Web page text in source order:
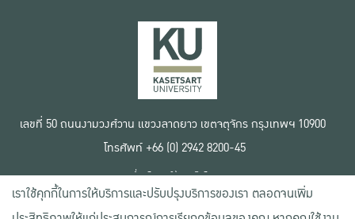
เลขที่ 50 ถนนงามวงศ์วาน แขวงลาดยาว เขตจตุจักร กรุงเทพฯ 10900
โทรศัพท์ +66 (0) 2942 8200-45
เงื่อนไขการใช้งานเว็บไซต์
ข้อตกลงด้านสิทธิ์ใช้งาน
นโยบายความเป็นส่วนตัว
เราใช้คุกกี้ในการให้บริการและปรับปรุงบริการของเรา ตลอดจนเพิ่ม